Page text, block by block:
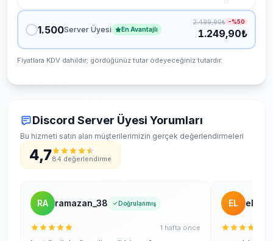
1.500Server Üyesi En Avantajlı
2.499,90₺ −%50
1.249,90₺
Fiyatlara KDV dahildir; gördüğünüz tutar ödeyeceğiniz tutardır.
Discord Server Üyesi Yorumları
Bu hizmeti satın alan müşterilerimizin gerçek değerlendirmeleri
4,784 değerlendirme
RA ramazan_38 Doğrulanmış
1 hafta önce
EL
Düşüş olursa telafi var mı?